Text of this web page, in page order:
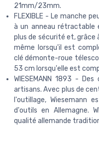
21mm/23mm.
FLEXIBLE - Le manche
à un anneau rétractable
plus de sécurité et,
même lorsqu'il est
clé démonte-roue
53 cm lorsqu'elle est
WIESEMANN 1893 -
artisans. Avec plus de
l'outillage, Wiesemann
d'outils en Allemagne.
qualité allemande